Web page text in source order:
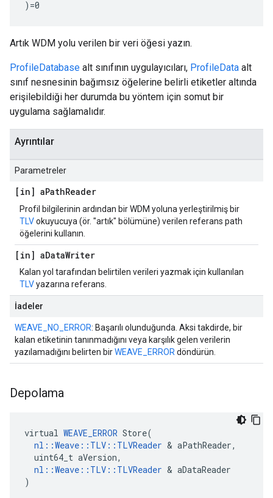
)=0
Artık WDM yolu verilen bir veri öğesi yazın.
ProfileDatabase alt sınıfının uygulayıcıları, ProfileData alt
sınıf nesnesinin bağımsız öğelerine belirli etiketler altında
erişilebildiği her durumda bu yöntem için somut bir
uygulama sağlamalıdır.
Ayrıntılar
Parametreler
[in] aPathReader
Profil bilgilerinin ardından bir WDM yoluna yerleştirilmiş bir
TLVokuyucuya (ör. "artık" bölümüne) verilen referans path
öğelerini kullanın.
[in] aDataWriter
Kalan yol tarafından belirtilen verileri yazmak için kullanılan
TLVyazarına referans.
İadeler
WEAVE_NO_ERROR: Başarılı olunduğunda. Aksi takdirde, bir
kalan etiketinin tanınmadığını veya karşılık gelen verilerin
yazılamadığını belirten birWEAVE_ERROR döndürün.
Depolama
virtual WEAVE_ERROR Store(
nl::Weave::TLV::TLVReader & aPathReader,
  uint64_t aVersion,
nl::Weave::TLV::TLVReader & aDataReader
)